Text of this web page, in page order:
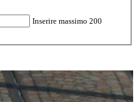
Inserire massimo 200